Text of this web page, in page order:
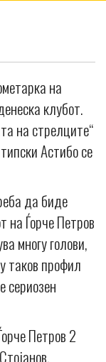
на
клубот.
на стрелците“
Астибо се
да биде
на Ѓорче Петров
многу голови,
таков профил
сериозен
Петров 2